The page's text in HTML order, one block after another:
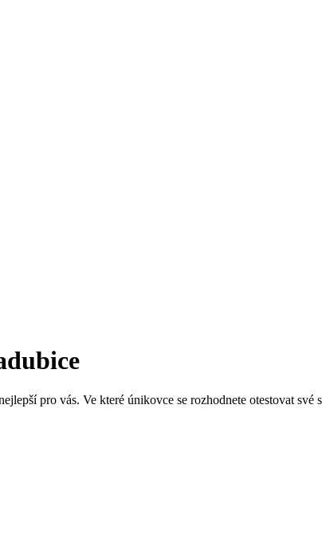
pro vás. Ve které únikovce se rozhodnete otestovat své